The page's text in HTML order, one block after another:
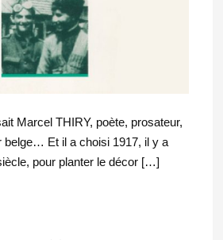
Marcel THIRY, poète, prosateur,
belge… Et il a choisi 1917, il y a
pour planter le décor […]